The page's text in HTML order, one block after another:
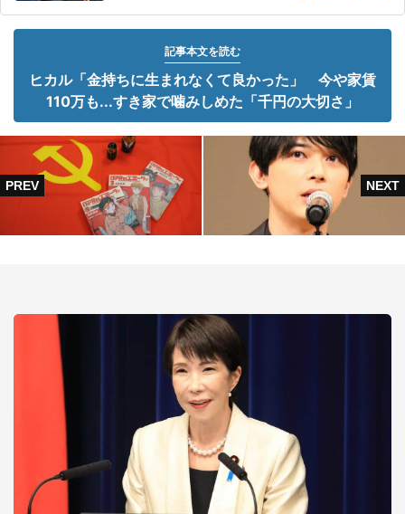
記事本文を読む
ヒカル「金持ちに生まれなくて良かった」 今や家賃
110万も...すき家で噛みしめた「千円の大切さ」